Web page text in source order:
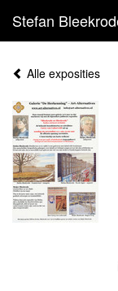
Alle exposities